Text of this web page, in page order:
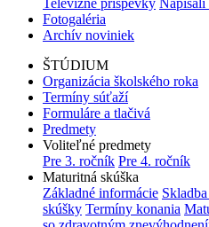
Fotogaléria
Archív noviniek
ŠTÚDIUM
Organizácia školského roka
Termíny súťaží
Formuláre a tlačivá
Predmety
Voliteľné predmety
Pre 3. ročník Pre 4. ročník
Maturitná skúška
Základné informácie
skúšky Termíny konania